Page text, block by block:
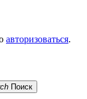
авторизоваться.
Поиск